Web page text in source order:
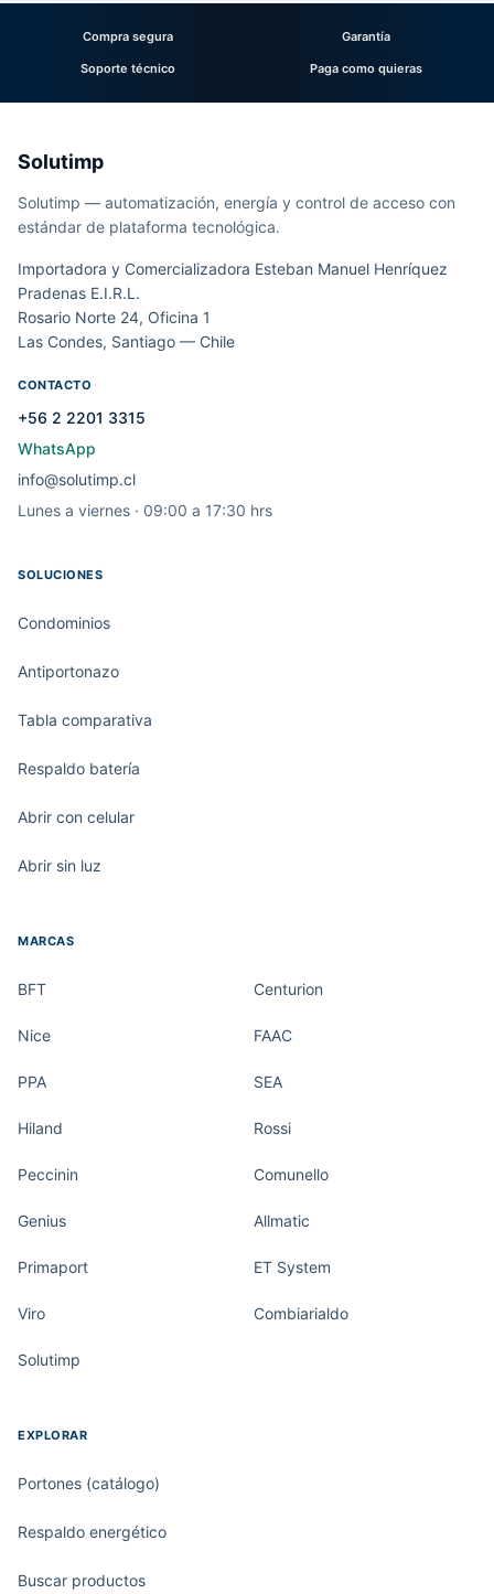
Compra segura Garantía
Soporte técnico Paga como quieras
Solutimp
Solutimp — automatización, energía y control de acceso con
estándar de plataforma tecnológica.
Importadora y Comercializadora Esteban Manuel Henríquez
Pradenas E.I.R.L.
Rosario Norte 24, Oficina 1
Las Condes, Santiago — Chile
CONTACTO
+56 2 2201 3315
WhatsApp
info@solutimp.cl
Lunes a viernes · 09:00 a 17:30 hrs
SOLUCIONES
Condominios
Antiportonazo
Tabla comparativa
Respaldo batería
Abrir con celular
Abrir sin luz
MARCAS
BFT Centurion
Nice FAAC
PPA SEA
Hiland Rossi
Peccinin Comunello
Genius Allmatic
Primaport ET System
Viro Combiarialdo
Solutimp
EXPLORAR
Portones (catálogo)
Respaldo energético
Buscar productos